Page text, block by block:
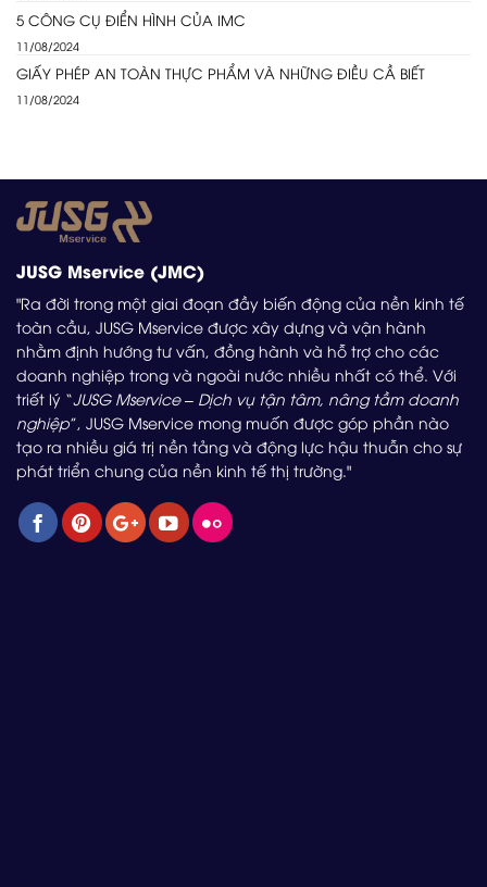
5 CÔNG CỤ ĐIỂN HÌNH CỦA IMC
11/08/2024
GIẤY PHÉP AN TOÀN THỰC PHẨM VÀ NHỮNG ĐIỀU CẦ BIẾT
11/08/2024
JUSG Mservice (JMC)
"Ra đời trong một giai đoạn đầy biến động của nền kinh tế
toàn cầu, JUSG Mservice được xây dựng và vận hành
nhằm định hướng tư vấn, đồng hành và hỗ trợ cho các
doanh nghiệp trong và ngoài nước nhiều nhất có thể. Với
triết lý “JUSG Mservice – Dịch vụ tận tâm, nâng tầm doanh
nghiệp”, JUSG Mservice mong muốn được góp phần nào
tạo ra nhiều giá trị nền tảng và động lực hậu thuẫn cho sự
phát triển chung của nền kinh tế thị trường."